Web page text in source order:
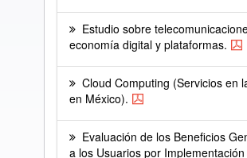
Estudio sobre
economía digital y plataformas.
Cloud Computing (Servicios en
en México).
Evaluación de los Beneficios
a los Usuarios por